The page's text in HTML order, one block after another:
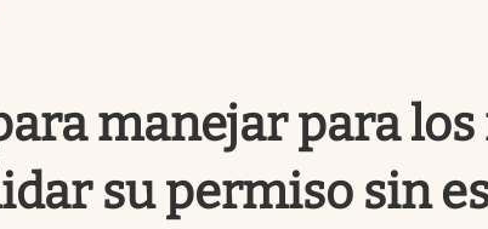
manejar para
su permiso sin